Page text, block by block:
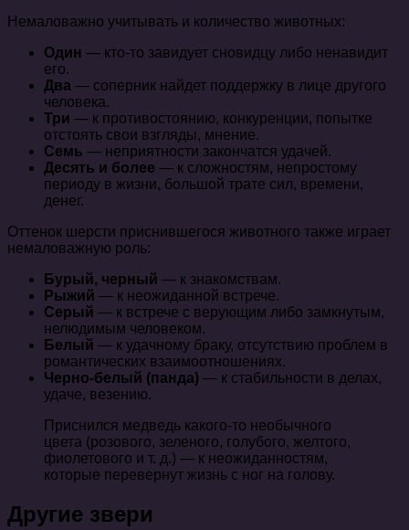
Немаловажно учитывать и количество животных:
Один — кто-то завидует сновидцу либо ненавидит
его.
Два — соперник найдет поддержку в лице другого
человека.
Три — к противостоянию, конкуренции, попытке
отстоять свои взгляды, мнение.
Семь — неприятности закончатся удачей.
Десять и более — к сложностям, непростому
периоду в жизни, большой трате сил, времени,
денег.
Оттенок шерсти приснившегося животного также играет
немаловажную роль:
Бурый, черный — к знакомствам.
Рыжий — к неожиданной встрече.
Серый — к встрече с верующим либо замкнутым,
нелюдимым человеком.
Белый — к удачному браку, отсутствию проблем в
романтических взаимоотношениях.
Черно-белый (панда) — к стабильности в делах,
удаче, везению.
Приснился медведь какого-то необычного
цвета (розового, зеленого, голубого, желтого,
фиолетового и т. д.) — к неожиданностям,
которые перевернут жизнь с ног на голову.
Другие звери